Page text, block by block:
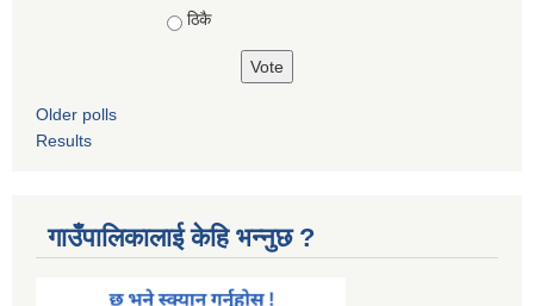
ठिकै
Older polls
Results
गाउँपालिकालाई केहि भन्नुछ ?